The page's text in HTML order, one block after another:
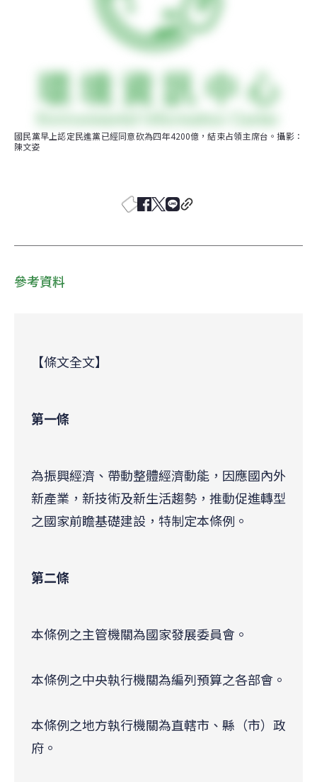
國民黨早上認定民進黨已經同意砍為四年4200億，結束占領主席台。攝影：
陳文姿
參考資料
【條文全文】
第一條
為振興經濟、帶動整體經濟動能，因應國內外
新產業，新技術及新生活趨勢，推動促進轉型
之國家前瞻基礎建設，特制定本條例。
第二條
本條例之主管機關為國家發展委員會。
本條例之中央執行機關為編列預算之各部會。
本條例之地方執行機關為直轄市、縣（市）政
府。